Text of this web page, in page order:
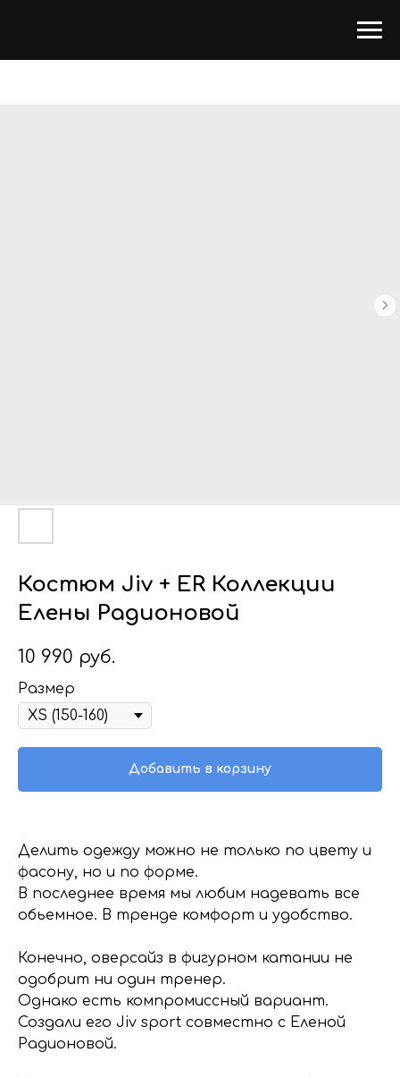
Костюм Jiv + ER Коллекции
Елены Радионовой
10 990 руб.
Размер
Добавить в корзину
Делить одежду можно не только по цвету и
фасону, но и по форме.
В последнее время мы любим надевать все
обьемное. В тренде комфорт и удобство.
Конечно, оверсайз в фигурном катании не
одобрит ни один тренер.
Однако есть компромиссный вариант.
Создали его Jiv sport совместно с Еленой
Радионовой.